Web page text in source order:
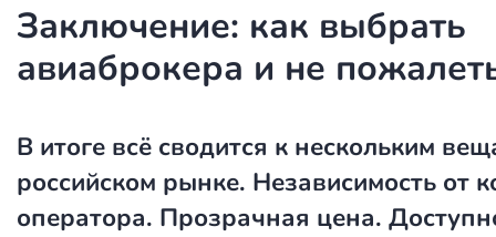
Заключение: как выбрать
авиаброкера и не
В итоге всё сводится к нескольким
российском рынке. Независимость от
оператора. Прозрачная цена.